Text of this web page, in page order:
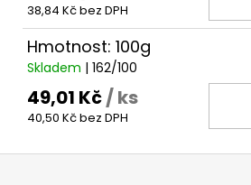
38,84 Kč bez DPH
Hmotnost: 100g
Skladem | 162/100
49,01 Kč/ ks
40,50 Kč bez DPH
Z